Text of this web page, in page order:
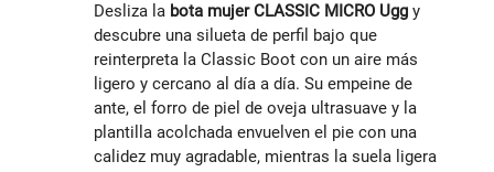
Desliza la bota mujer CLASSIC MICRO Ugg y
descubre una silueta de perfil bajo que
reinterpreta la Classic Boot con un aire más
ligero y cercano al día a día. Su empeine de
ante, el forro de piel de oveja ultrasuave y la
plantilla acolchada envuelven el pie con una
calidez muy agradable, mientras la suela ligera